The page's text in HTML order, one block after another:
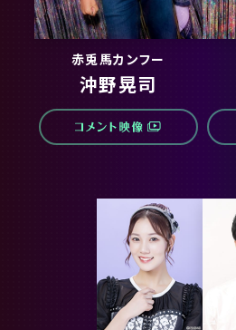
赤兎馬カンフー
沖野晃司